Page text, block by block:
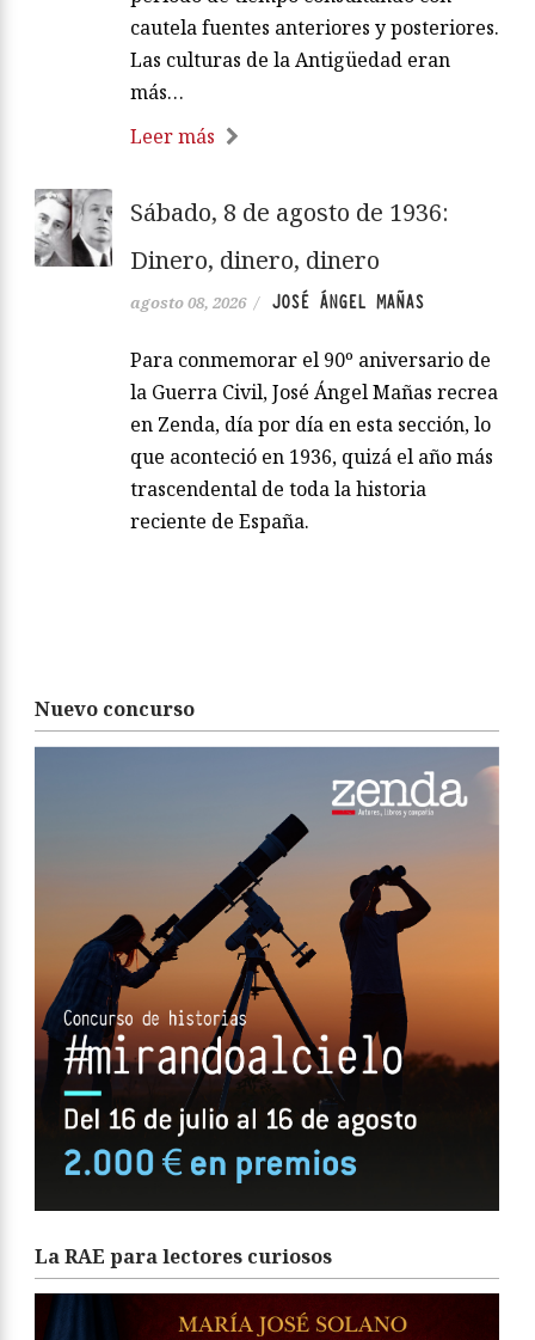
cautela fuentes anteriores y posteriores.
Las culturas de la Antigüedad eran
más…
Leer más
Sábado, 8 de agosto de 1936:
Dinero, dinero, dinero
agosto 08, 2026 / JOSÉ ÁNGEL MAÑAS
Para conmemorar el 90º aniversario de
la Guerra Civil, José Ángel Mañas recrea
en Zenda, día por día en esta sección, lo
que aconteció en 1936, quizá el año más
trascendental de toda la historia
reciente de España.
Nuevo concurso
La RAE para lectores curiosos